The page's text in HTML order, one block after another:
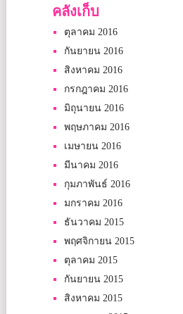
คลังเก็บ
ตุลาคม 2016
กันยายน 2016
สิงหาคม 2016
กรกฎาคม 2016
มิถุนายน 2016
พฤษภาคม 2016
เมษายน 2016
มีนาคม 2016
กุมภาพันธ์ 2016
มกราคม 2016
ธันวาคม 2015
พฤศจิกายน 2015
ตุลาคม 2015
กันยายน 2015
สิงหาคม 2015